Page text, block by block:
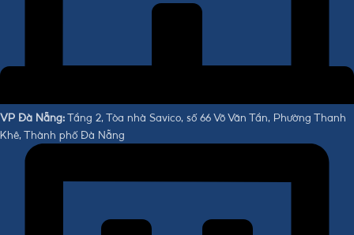
VP Đà Nẵng: Tầng 2, Tòa nhà Savico, số 66 Võ Văn Tần, Phường Thanh
Khê, Thành phố Đà Nẵng